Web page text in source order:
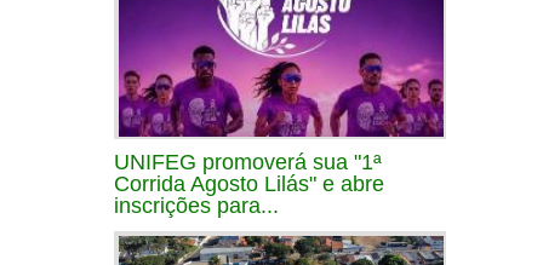
UNIFEG promoverá sua "1ª
Corrida Agosto Lilás" e abre
inscrições para...